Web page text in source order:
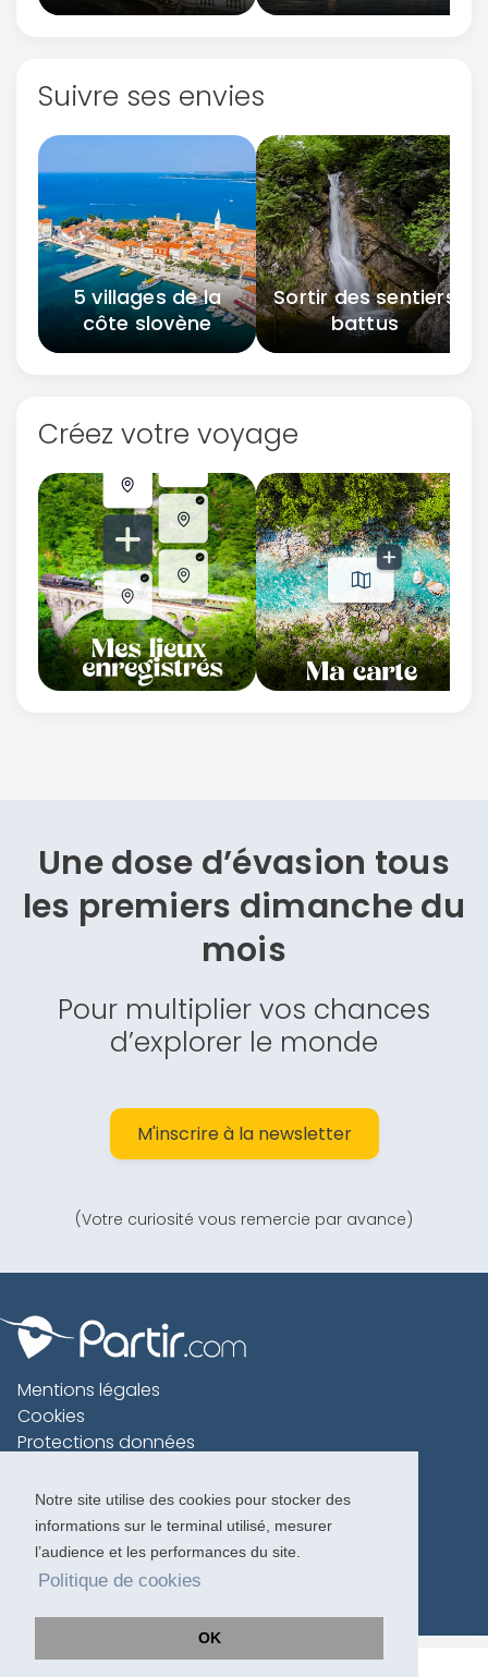
Notre site utilise des cookies pour stocker des
informations sur le terminal utilisé, mesurer
l’audience et les performances du site.
Politique de cookies
OK
Suivre ses envies
5 villages de la
côte slovène
Sortir des sentiers
battus
Créez votre voyage
Une dose d’évasion tous
les premiers dimanche du
mois
Pour multiplier vos chances
d’explorer le monde
M'inscrire à la newsletter
(Votre curiosité vous remercie par avance)
Mentions légales
Cookies
Protections données
Charte voyageur
Copyright 1996-2026